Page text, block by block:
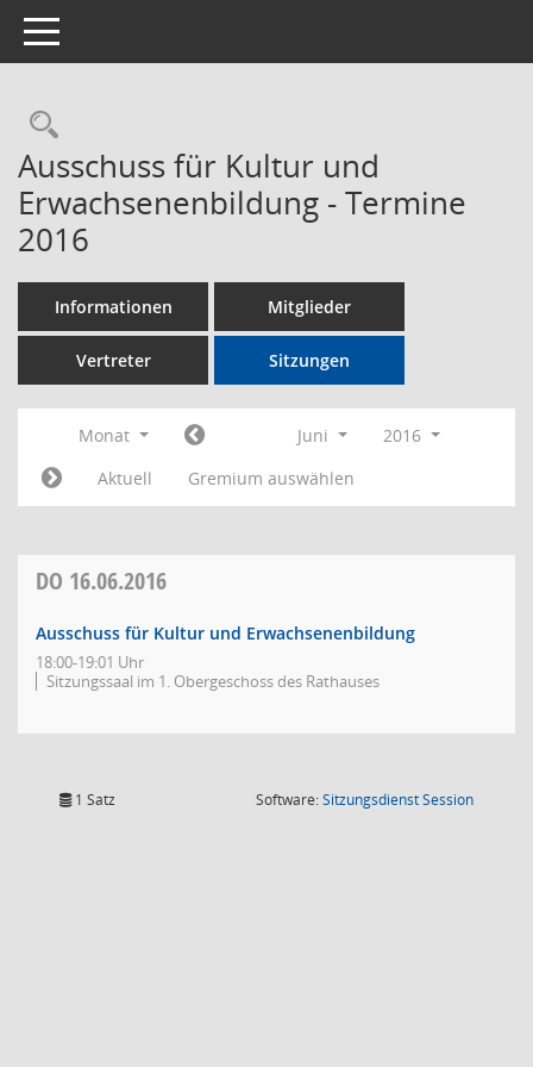
Toggle navigation
Rechercheauswahl
Ausschuss für Kultur und
Erwachsenenbildung - Termine
2016
Informationen Mitglieder
Vertreter Sitzungen
Monat Juni
2016
Aktuell
Gremium auswählen
DO 16.06.2016
Ausschuss für Kultur und Erwachsenenbildung
18:00-19:01 Uhr
Sitzungssaal im 1. Obergeschoss des Rathauses
1 Satz Software:SitzungsdienstSession(Wird in